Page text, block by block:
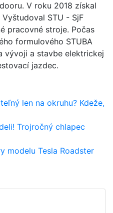
V roku 2018 získal
STU - SjF
pracovné stroje. Počas
formulového STUBA
vývoji a stavbe elektrickej
jazdec.
len na okruhu? Kdeže,
Trojročný chlapec
modelu Tesla Roadster